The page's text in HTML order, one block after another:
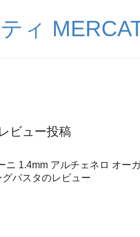
ィ
レビュー投稿
ニ 1.4mm アルチェネロ オー
パスタのレビュー